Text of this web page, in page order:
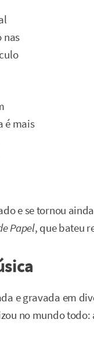
nas
é mais
e se tornou
Papel, que bateu
e gravada em
no mundo